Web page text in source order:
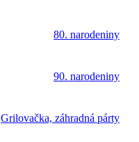
80. narodeniny
90. narodeniny
Grilovačka, záhradná párty